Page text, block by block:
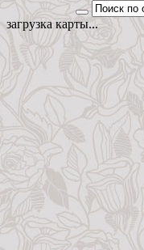
загрузка карты...